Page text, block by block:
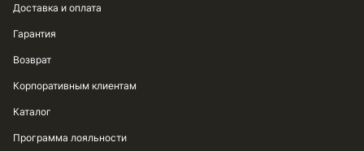
Доставка и оплата
Гарантия
Возврат
Корпоративным клиентам
Каталог
Программа лояльности